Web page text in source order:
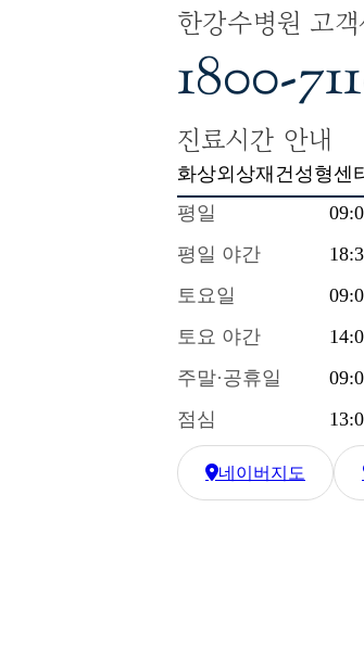
한강수병원 고객
1800-
진료시간 안내
화상외상재건성형센
평일
평일 야간
토요일
토요 야간
주말·공휴일
점심
네이버지도
한강수병원 네이버